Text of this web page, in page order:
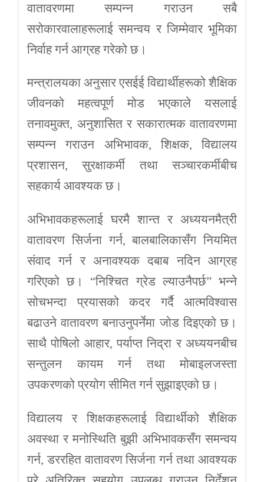
वातावरणमा सम्पन्न गराउन सबै
सरोकारवालाहरूलाई समन्वय र जिम्मेवार भूमिका
निर्वाह गर्न आग्रह गरेको छ।
मन्त्रालयका अनुसार एसईई विद्यार्थीहरूको शैक्षिक
जीवनको महत्वपूर्ण मोड भएकाले यसलाई
तनावमुक्त, अनुशासित र सकारात्मक वातावरणमा
सम्पन्न गराउन अभिभावक, शिक्षक, विद्यालय
प्रशासन, सुरक्षाकर्मी तथा सञ्चारकर्मीबीच
सहकार्य आवश्यक छ।
अभिभावकहरूलाई घरमै शान्त र अध्ययनमैत्री
वातावरण सिर्जना गर्न, बालबालिकासँग नियमित
संवाद गर्न र अनावश्यक दबाब नदिन आग्रह
गरिएको छ। “निश्चित ग्रेड ल्याउनैपर्छ” भन्ने
सोचभन्दा प्रयासको कदर गर्दै आत्मविश्वास
बढाउने वातावरण बनाउनुपर्नेमा जोड दिइएको छ।
साथै पोषिलो आहार, पर्याप्त निद्रा र अध्ययनबीच
सन्तुलन कायम गर्न तथा मोबाइलजस्ता
उपकरणको प्रयोग सीमित गर्न सुझाइएको छ।
विद्यालय र शिक्षकहरूलाई विद्यार्थीको शैक्षिक
अवस्था र मनोस्थिति बुझी अभिभावकसँग समन्वय
गर्न, डररहित वातावरण सिर्जना गर्न तथा आवश्यक